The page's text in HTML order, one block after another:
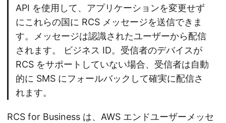
API を使用して、アプリケーションを変更せず
にこれらの国に RCS メッセージを送信できま
す。メッセージは認識されたユーザーから配信
されます。 ビジネス ID。受信者のデバイスが
RCS をサポートしていない場合、受信者は自動
的に SMS にフォールバックして確実に配信さ
れます。
RCS for Business は、AWS エンドユーザーメッセ